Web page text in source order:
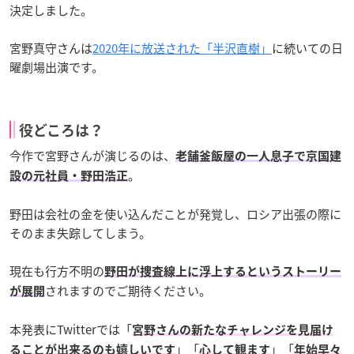
決定しました。
宮野真守さんは2020年に放送された「半沢直樹」 に続いての日
曜劇場出演です。
役どころは？
今作で宮野さんが演じるのは、
老舗釜飯屋の一人息子で京国建
設の元社員・野田浩正。
野田は会社の金を使い込んだことが発覚し、ロシア出張の際に
そのまま失踪してしまう。
現在も行方不明の野田が捜査線上に浮上するというストーリー
が展開 されますのでご期待ください。
本発表にTwitterでは「宮野さんの新たなチャレンジを見届け
ることが出来るのも嬉しいです 」「心して観ます 」「年始早々